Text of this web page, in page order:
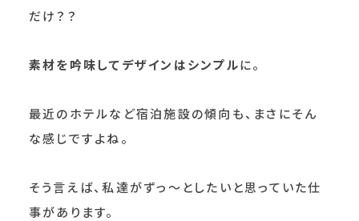
だけ？？
素材を吟味してデザインはシンプルに。
最近のホテルなど宿泊施設の傾向も、まさにそん
な感じですよね。
そう言えば、私達がずっ～としたいと思っていた仕
事があります。